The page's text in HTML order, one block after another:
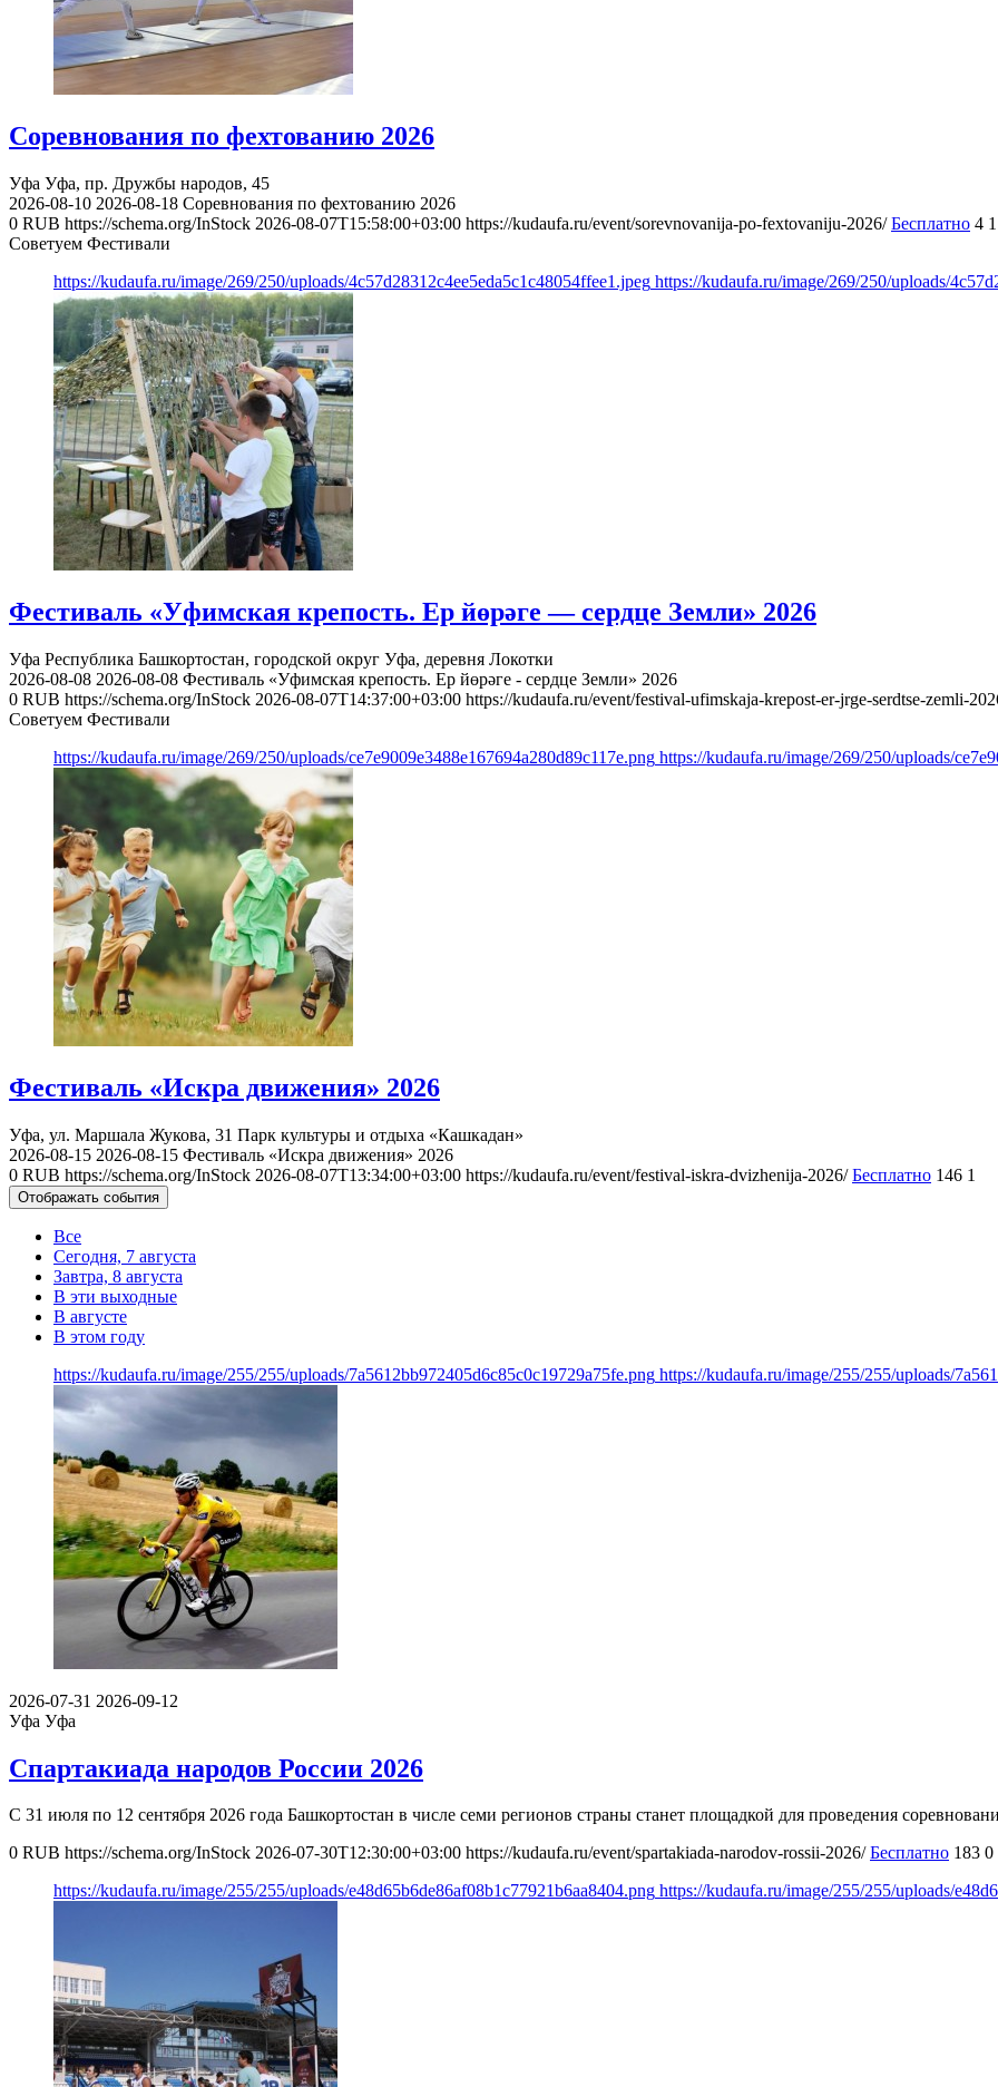
Соревнования по фехтованию 2026
Уфа Уфа, пр. Дружбы народов, 45
2026-08-10 2026-08-18 Соревнования по фехтованию 2026
0 RUB https://schema.org/InStock 2026-08-07T15:58:00+03:00 https://kudaufa.ru/event/sorevnovanija-po-fextovaniju-2026/ Бесплатно 4 1
Советуем Фестивали
https://kudaufa.ru/image/269/250/uploads/4c57d28312c4ee5eda5c1c48054ffee1.jpeg https://kudaufa.ru/image/269/250/uploads/
Фестиваль «Уфимская крепость. Ер йөрәге — сердце Земли» 2026
Уфа Республика Башкортостан, городской округ Уфа, деревня Локотки
2026-08-08 2026-08-08 Фестиваль «Уфимская крепость. Ер йөрәге - сердце Земли» 2026
0 RUB https://schema.org/InStock 2026-08-07T14:37:00+03:00 https://kudaufa.ru/event/festival-ufimskaja-krepost-er-jrge-serdtse-zemli-
Советуем Фестивали
https://kudaufa.ru/image/269/250/uploads/ce7e9009e3488e167694a280d89c117e.png https://kudaufa.ru/image/269/250/uploads/
Фестиваль «Искра движения» 2026
Уфа, ул. Маршала Жукова, 31 Парк культуры и отдыха «Кашкадан»
2026-08-15 2026-08-15 Фестиваль «Искра движения» 2026
0 RUB https://schema.org/InStock 2026-08-07T13:34:00+03:00 https://kudaufa.ru/event/festival-iskra-dvizhenija-2026/ Бесплатно 146 1
Отображать события
Все
Сегодня, 7 августа
Завтра, 8 августа
В эти выходные
В августе
В этом году
https://kudaufa.ru/image/255/255/uploads/7a5612bb972405d6c85c0c19729a75fe.png https://kudaufa.ru/image/255/255/uploads/
2026-07-31 2026-09-12
Уфа Уфа
Спартакиада народов России 2026
С 31 июля по 12 сентября 2026 года Башкортостан в числе семи регионов страны станет площадкой для проведения
0 RUB https://schema.org/InStock 2026-07-30T12:30:00+03:00 https://kudaufa.ru/event/spartakiada-narodov-rossii-2026/ Бесплатно 183 0
https://kudaufa.ru/image/255/255/uploads/e48d65b6de86af08b1c77921b6aa8404.png https://kudaufa.ru/image/255/255/uploads/